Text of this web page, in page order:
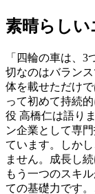
素晴らし
「四輪の車は、
切なのはバラン
体を載せただけ
って初めて持続
役 高橋仁は語り
ン企業として専
ています。しか
ません。成長し
もう一つのスキ
ての基礎力です